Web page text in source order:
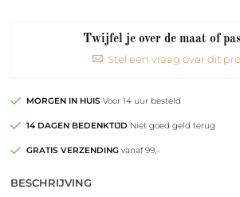
Twijfel je over de maat of
Stel een vraag over dit
MORGEN IN HUIS Voor 14 uur besteld
14 DAGEN BEDENKTIJD Niet goed geld terug
GRATIS VERZENDINGvanaf 99,-
BESCHRIJVING